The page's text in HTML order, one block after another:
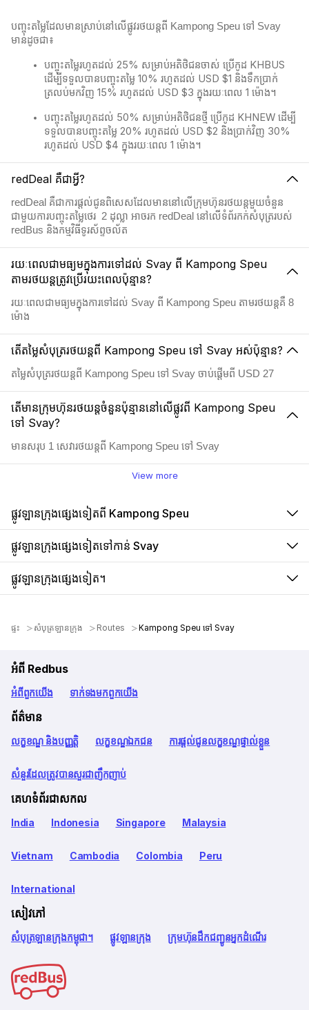
បញ្ចុះតម្លៃដែលមានស្រាប់នៅលើផ្លូវរថយន្តពី Kampong Speu ទៅ Svay
មានដូចជា៖
បញ្ចុះតម្លៃរហូតដល់ 25% សម្រាប់អតិថិជនចាស់ ប្រើកូដ KHBUS
ដើម្បីទទួលបានបញ្ចុះតម្លៃ 10% រហូតដល់ USD $1 និងទឹកប្រាក់
ត្រលប់មកវិញ 15% រហូតដល់ USD $3 ក្នុងរយៈពេល 1 ម៉ោង។
បញ្ចុះតម្លៃរហូតដល់ 50% សម្រាប់អតិថិជនថ្មី ប្រើកូដ KHNEW ដើម្បី
ទទួលបានបញ្ចុះតម្លៃ 20% រហូតដល់ USD $2 និងប្រាក់វិញ 30%
រហូតដល់ USD $4 ក្នុងរយៈពេល 1 ម៉ោង។
redDeal គឺជាអ្វី?
redDeal គឺជាការផ្តល់ជូនពិសេសដែលមាននៅលើក្រុមហ៊ុនរថយន្តមួយចំនួន
ជាមួយការបញ្ចុះតម្លៃថេរ 2​ ដុល្លា អាចរក redDeal នៅលើទំព័រកក់សំបុត្ររបស់
redBus និងកម្មវិធីទូរស័ព្ទចល័ត
រយៈពេលជាមធ្យមក្នុងការទៅដល់ Svay ពី Kampong Speu
តាមរថយន្តត្រូវប្រើរយះពេលប៉ុន្មាន?
រយៈពេលជាមធ្យមក្នុងការទៅដល់ Svay ពី Kampong Speu តាមរថយន្តគឺ 8
ម៉ោង
តើតម្លៃសំបុត្ររថយន្តពី Kampong Speu ទៅ Svay អស់ប៉ុន្មាន?
តម្លៃសំបុត្ររថយន្តពី Kampong Speu ទៅ Svay ចាប់ផ្តើមពី USD 27
តើមានក្រុមហ៊ុនរថយន្តចំនួនប៉ុន្មាននៅលើផ្លូវពី Kampong Speu
ទៅ Svay?
មានសរុប 1 សេវារថយន្តពី Kampong Speu ទៅ Svay
View more
ផ្លូវឡានក្រុងផ្សេងទៀតពី Kampong Speu
ផ្លូវឡានក្រុងផ្សេងទៀតទៅកាន់ Svay
ផ្លូវឡានក្រុងផ្សេងទៀត។
ផ្ទះ សំបុត្រឡានក្រុង Routes Kampong Speu ទៅ Svay
អំពី Redbus
អំពី​ពួក​យើង ទាក់ទង​មក​ពួក​យើង
ព័ត៌មាន
លក្ខខណ្ឌ និងបញ្ញត្តិ លក្ខខណ្ឌឯកជន ការផ្តល់ជូនលក្ខខណ្ឌផ្ទាល់ខ្លួន
សំនួរដែលត្រូវបានសួរជាញឹកញាប់
គេហទំព័រជាសកល
India Indonesia Singapore Malaysia
Vietnam Cambodia Colombia Peru
International
សៀវភៅ
សំបុត្រឡានក្រុងកម្ពុជា។ ផ្លូវឡានក្រុង ក្រុមហ៊ុនដឹកជញ្ជូនអ្នកដំណើរ